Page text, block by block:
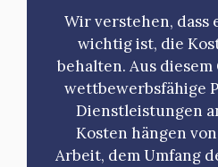
Wir verstehen, dass
wichtig ist, die
behalten. Aus
wettbewerbsfähige
Dienstleistungen
Kosten hängen
Arbeit, dem Umfang